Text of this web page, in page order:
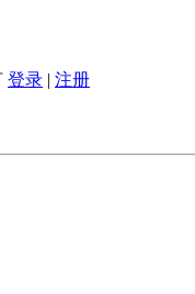
登录 | 注册